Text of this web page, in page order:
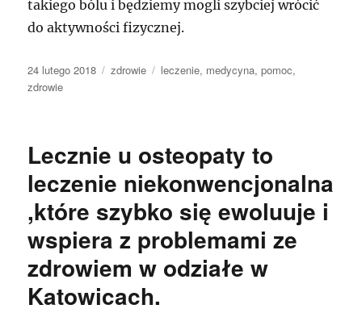
takiego bólu i będziemy mogli szybciej wrócić
do aktywności fizycznej.
Data
publikacji
24 lutego 2018 Kategorie
zdrowie Tagi
leczenie, medycyna,pomoc,
zdrowie
Lecznie u osteopaty to
leczenie niekonwencjonalna
,które szybko się ewoluuje i
wspiera z problemami ze
zdrowiem w odziałe w
Katowicach.